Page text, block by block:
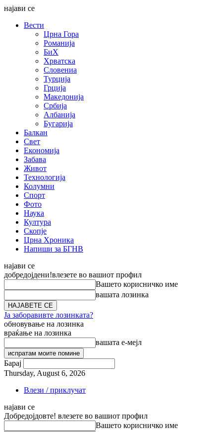
најави се
Вести
Црна Гора
Романија
БиХ
Хрватска
Словениа
Турција
Грција
Македонија
Србија
Албанија
Бугарија
Балкан
Свет
Економија
Забава
Живот
Технологија
Колумни
Спорт
Фото
Наука
Култура
Скопје
Црна Хроника
Напиши за БГНВ
најави се
добредојдени!влезете во вашиот профил
Вашето корисничко име
вашата лозинка
Ја заборавивте лозинката?
обновување на лозинка
враќање на лозинка
вашата е-мејл
Барај
Thursday, August 6, 2026
Влези / приклучат
најави се
Добредојдовте! влезете во вашиот профил
Вашето корисничко име